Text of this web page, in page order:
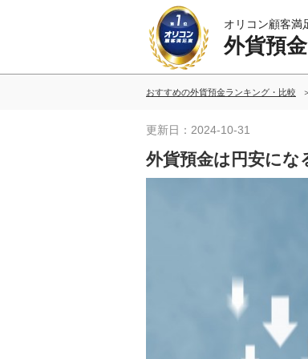
オリコン顧客満
外貨預金
おすすめの外貨預金ランキング・比較
更新日：2024-10-31
外貨預金は円安に